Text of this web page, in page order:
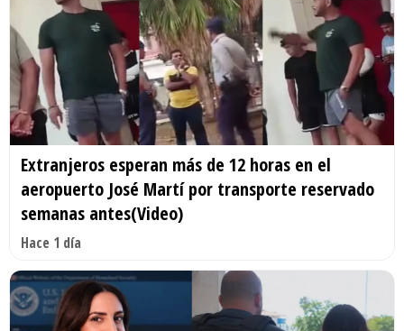
Extranjeros esperan más de 12 horas en el
aeropuerto José Martí por transporte reservado
semanas antes(Video)
Hace 1 día